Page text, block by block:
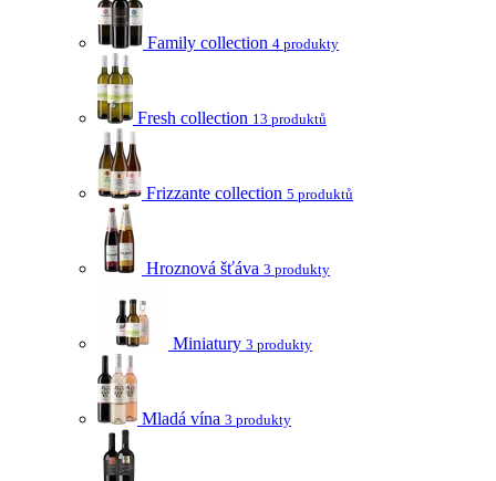
Family collection 4 produkty
Fresh collection 13 produktů
Frizzante collection 5 produktů
Hroznová šťáva 3 produkty
Miniatury 3 produkty
Mladá vína 3 produkty